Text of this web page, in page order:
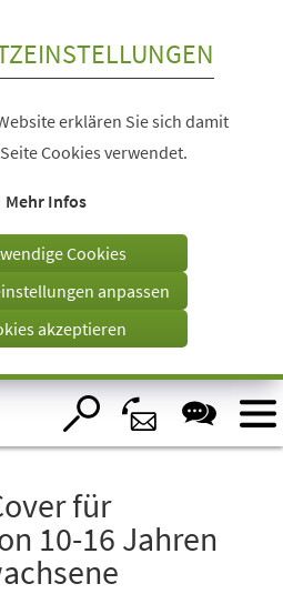
erklären Sie sich damit
Cookies verwendet.
Mehr Infos
Cookies
anpassen
akzeptieren
für
10-16 Jahren